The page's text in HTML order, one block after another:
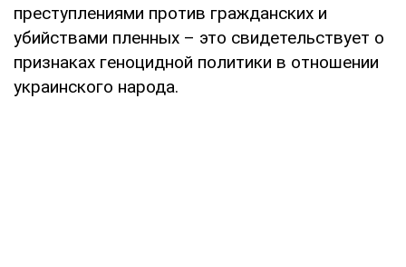
преступлениями против гражданских и
убийствами пленных – это свидетельствует о
признаках геноцидной политики в отношении
украинского народа.